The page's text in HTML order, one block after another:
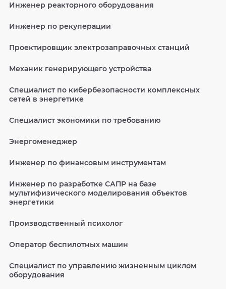
Инженер реакторного оборудования
Инженер по рекуперации
Проектировщик электрозаправочных станций
Механик генерирующего устройства
Специалист по кибербезопасности комплексных
сетей в энергетике
Специалист экономики по требованию
Энергоменеджер
Инженер по финансовым инструментам
Инженер по разработке САПР на базе
мультифизического моделирования объектов
энергетики
Производственный психолог
Оператор беспилотных машин
Специалист по управлению жизненным циклом
оборудования